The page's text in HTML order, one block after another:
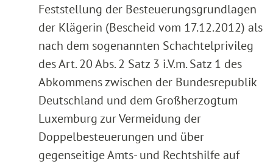
Feststellung der Besteuerungsgrundlagen
der Klägerin (Bescheid vom 17.12.2012) als
nach dem sogenannten Schachtelprivileg
des Art. 20 Abs. 2 Satz 3 i.V.m. Satz 1 des
Abkommens zwischen der Bundesrepublik
Deutschland und dem Großherzogtum
Luxemburg zur Vermeidung der
Doppelbesteuerungen und über
gegenseitige Amts- und Rechtshilfe auf